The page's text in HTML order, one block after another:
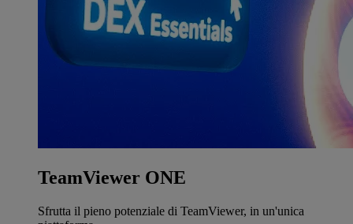
TeamViewer ONE
Sfrutta il pieno potenziale di TeamViewer, in un'unica